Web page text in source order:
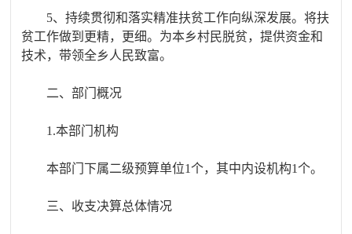
5、持续贯彻和落实精准扶贫工作向纵深发展。将扶
贫工作做到更精，更细。为本乡村民脱贫，提供资金和
技术，带领全乡人民致富。
二、部门概况
1.本部门机构
本部门下属二级预算单位1个，其中内设机构1个。
三、收支决算总体情况